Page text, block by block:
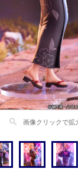
search 画像クリックで拡